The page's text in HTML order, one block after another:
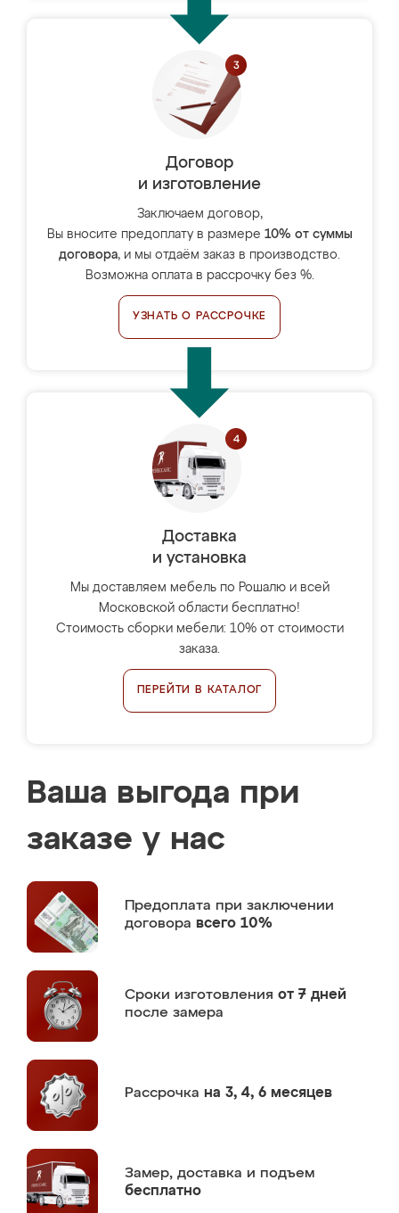
Договор
и изготовление
Заключаем договор,
Вы вносите предоплату в размере 10% от суммы
договора, и мы отдаём заказ в производство.
Возможна оплата в рассрочку без %.
УЗНАТЬ О РАССРОЧКЕ
Доставка
и установка
Мы доставляем мебель по Рошалю и всей
Московской области бесплатно!
Стоимость сборки мебели: 10% от стоимости
заказа.
ПЕРЕЙТИ В КАТАЛОГ
Ваша выгода при
заказе у нас
Предоплата при заключении
договора всего 10%
Сроки изготовления от 7 дней
после замера
Рассрочка на 3, 4, 6 месяцев
Замер, доставка и подъем
бесплатно